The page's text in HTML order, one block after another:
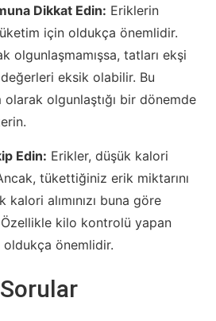
Dikkat Edin: Eriklerin
için oldukça önemlidir.
olgunlaşmamışsa, tatları ekşi
eksik olabilir. Bu
olgunlaştığı bir dönemde
Edin: Erikler, düşük kalori
tükettiğiniz erik miktarını
alımınızı buna göre
kilo kontrolü yapan
önemlidir.